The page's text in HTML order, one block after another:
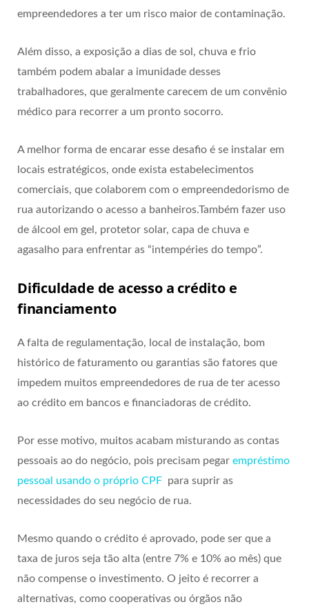
empreendedores a ter um risco maior de contaminação.
Além disso, a exposição a dias de sol, chuva e frio
também podem abalar a imunidade desses
trabalhadores, que geralmente carecem de um convênio
médico para recorrer a um pronto socorro.
A melhor forma de encarar esse desafio é se instalar em
locais estratégicos, onde exista estabelecimentos
comerciais, que colaborem com o empreendedorismo de
rua autorizando o acesso a banheiros.Também fazer uso
de álcool em gel, protetor solar, capa de chuva e
agasalho para enfrentar as “intempéries do tempo”.
Dificuldade de acesso a crédito e
financiamento
A falta de regulamentação, local de instalação, bom
histórico de faturamento ou garantias são fatores que
impedem muitos empreendedores de rua de ter acesso
ao crédito em bancos e financiadoras de crédito.
Por esse motivo, muitos acabam misturando as contas
pessoais ao do negócio, pois precisam pegar empréstimo
pessoal usando o próprio CPF para suprir as
necessidades do seu negócio de rua.
Mesmo quando o crédito é aprovado, pode ser que a
taxa de juros seja tão alta (entre 7% e 10% ao mês) que
não compense o investimento. O jeito é recorrer a
alternativas, como cooperativas ou órgãos não